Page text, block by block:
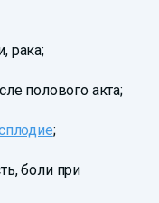
рака;
полового акта;
;
боли при